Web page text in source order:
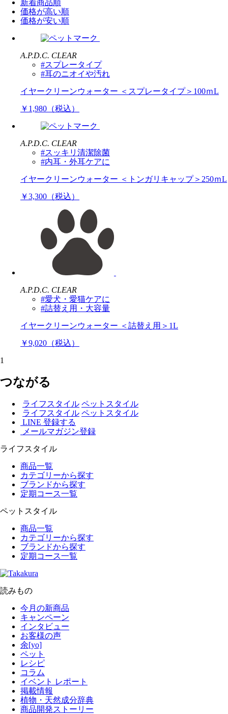
新着商品順
価格が高い順
価格が安い順
A.P.D.C. CLEAR
#スプレータイプ
#耳のニオイや汚れ
イヤークリーンウォーター ＜スプレータイプ＞100ｍL
￥1,980（税込）
A.P.D.C. CLEAR
#スッキリ清潔除菌
#内耳・外耳ケアに
イヤークリーンウォーター ＜トンガリキャップ＞250ｍL
￥3,300（税込）
A.P.D.C. CLEAR
#愛犬・愛猫ケアに
#詰替え用・大容量
イヤークリーンウォーター ＜詰替え用＞1L
￥9,020（税込）
1
つながる
ライフスタイル ペットスタイル
ライフスタイル ペットスタイル
LINE 登録する
メールマガジン登録
ライフスタイル
商品一覧
カテゴリーから探す
ブランドから探す
定期コース一覧
ペットスタイル
商品一覧
カテゴリーから探す
ブランドから探す
定期コース一覧
読みもの
今月の新商品
キャンペーン
インタビュー
お客様の声
余[yo]
ペット
レシピ
コラム
イベント レポート
掲載情報
植物・天然成分辞典
商品開発ストーリー